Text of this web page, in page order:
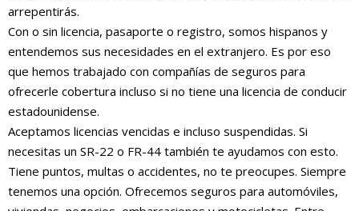
arrepentirás.
Con o sin licencia, pasaporte o registro, somos hispanos y
entendemos sus necesidades en el extranjero. Es por eso
que hemos trabajado con compañías de seguros para
ofrecerle cobertura incluso si no tiene una licencia de conducir
estadounidense.
Aceptamos licencias vencidas e incluso suspendidas. Si
necesitas un SR-22 o FR-44 también te ayudamos con esto.
Tiene puntos, multas o accidentes, no te preocupes. Siempre
tenemos una opción. Ofrecemos seguros para automóviles,